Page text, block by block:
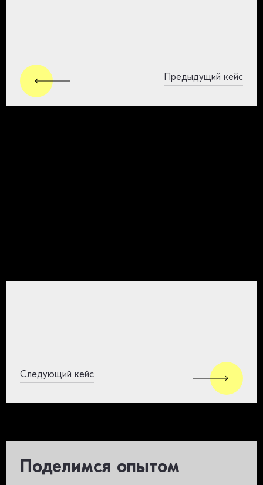
Предыдущий кейс
Следующий кейс
Поделимся опытом